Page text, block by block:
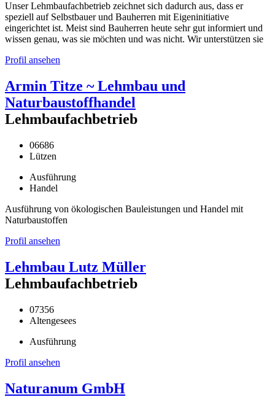
Unser Lehmbaufachbetrieb zeichnet sich dadurch aus, dass er
speziell auf Selbstbauer und Bauherren mit Eigeninitiative
eingerichtet ist. Meist sind Bauherren heute sehr gut informiert und
wissen genau, was sie möchten und was nicht. Wir unterstützen sie
Profil ansehen
Armin Titze ~ Lehmbau und
Naturbaustoffhandel
Lehmbaufachbetrieb
06686
Lützen
Ausführung
Handel
Ausführung von ökologischen Bauleistungen und Handel mit
Naturbaustoffen
Profil ansehen
Lehmbau Lutz Müller
Lehmbaufachbetrieb
07356
Altengesees
Ausführung
Profil ansehen
Naturanum GmbH